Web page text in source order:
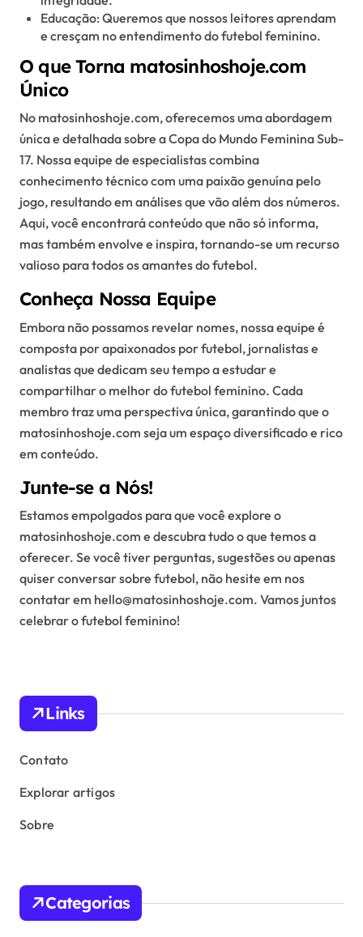
Educação: Queremos que nossos leitores aprendam
e cresçam no entendimento do futebol feminino.
O que Torna matosinhoshoje.com
Único
No matosinhoshoje.com, oferecemos uma abordagem
única e detalhada sobre a Copa do Mundo Feminina Sub-
17. Nossa equipe de especialistas combina
conhecimento técnico com uma paixão genuína pelo
jogo, resultando em análises que vão além dos números.
Aqui, você encontrará conteúdo que não só informa,
mas também envolve e inspira, tornando-se um recurso
valioso para todos os amantes do futebol.
Conheça Nossa Equipe
Embora não possamos revelar nomes, nossa equipe é
composta por apaixonados por futebol, jornalistas e
analistas que dedicam seu tempo a estudar e
compartilhar o melhor do futebol feminino. Cada
membro traz uma perspectiva única, garantindo que o
matosinhoshoje.com seja um espaço diversificado e rico
em conteúdo.
Junte-se a Nós!
Estamos empolgados para que você explore o
matosinhoshoje.com e descubra tudo o que temos a
oferecer. Se você tiver perguntas, sugestões ou apenas
quiser conversar sobre futebol, não hesite em nos
contatar em hello@matosinhoshoje.com. Vamos juntos
celebrar o futebol feminino!
Links
Contato
Explorar artigos
Sobre
Categorias